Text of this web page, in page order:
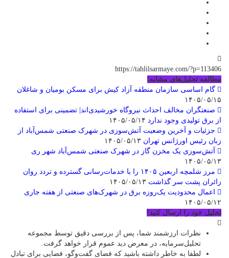
https://tahlilsarmaye.com/?p=113406
مطالعه تحلیل‌های مشابه؛
گام اساسی سازمان منطقه آزاد کیش برای مسکن بومیان و شاغلان
۱۴۰۵/۰۵/۱۵
صنعتگران مخالف احداث نیروگاه خورشیدی‌اند| تضمینی برای استفاده
از برق تولیدی وجود ندارد
جزئیات و آخرین وضعیت آتش‌سوزی در شهرک صنعتی شمس‌آباد از
زبان رئیس اورژانس تهران
آتش‌سوزی یک مخزن گاز در شهرک صنعتی شمس‌آباد شهر ری
۱۴۰۵/۰۵/۱۳
مرز شلمچه اربعین ۱۴۰۵ را با خدمات‌رسانی گسترده و تردد روان
زائران پشت سر گذاشت
اعمال محدودیت یک‌روزه برق در شهرک‌های صنعتی از هفته جاری
۱۴۰۵/۰۵/۱۲
تحلیل خود را ارسال کنید!
نظرات ارزشمند شما، پس از بررسی دقیق توسط مجموعه
تحلیل‌سرمایه، در معرض دید عموم قرار خواهد گرفت.
لطفا به خاطر داشته باشید که فضای گفت‌وگو، فضایی برای تبادل